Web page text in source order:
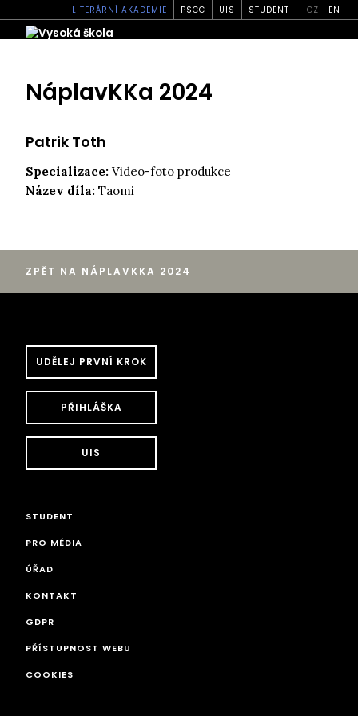
LITERÁRNÍ AKADEMIE PSCC UIS STUDENT CZ EN
NáplavKKa 2024
Patrik Toth
Specializace: Video-foto produkce
Název díla: Taomi
ZPĚT NA NÁPLAVKKA 2024
UDĚLEJ PRVNÍ KROK
PŘIHLÁŠKA
UIS
STUDENT
PRO MÉDIA
ÚŘAD
KONTAKT
GDPR
PŘÍSTUPNOST WEBU
COOKIES